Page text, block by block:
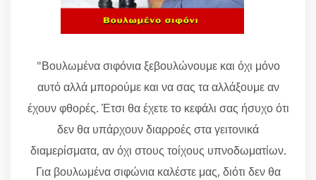
"Βουλωμένα σιφόνια ξεβουλώνουμε και όχι μόνο
αυτό αλλά μπορούμε και να σας τα αλλάξουμε αν
έχουν φθορές. Έτσι θα έχετε το κεφάλι σας ήσυχο ότι
δεν θα υπάρχουν διαρροές στα γειτονικά
διαμερίσματα, αν όχι στους τοίχους υπνοδωματίων.
Για βουλωμένα σιφώνια καλέστε μας, διότι δεν θα